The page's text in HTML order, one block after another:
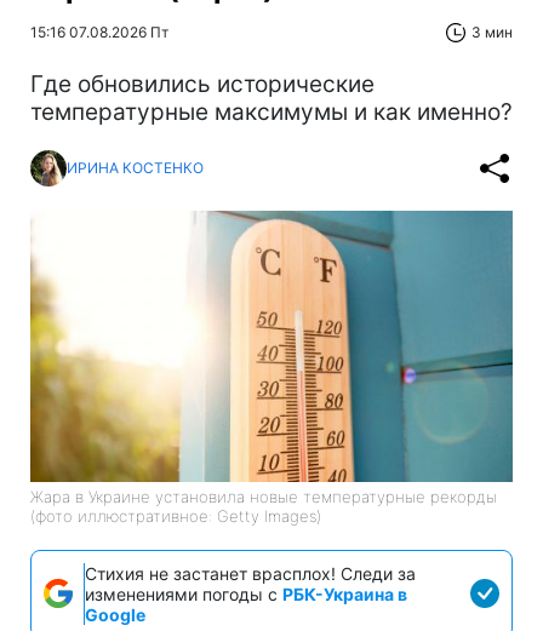
15:16 07.08.2026 Пт 3 мин
Где обновились исторические
температурные максимумы и как именно?
ИРИНА КОСТЕНКО
Жара в Украине установила новые температурные рекорды
(фото иллюстративное: Getty Images)
Стихия не застанет врасплох! Следи за
изменениями погоды с РБК-Украина в
Google